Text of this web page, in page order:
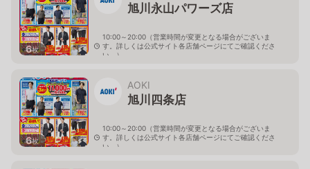
6枚
旭川永山パワーズ店
10:00～20:00（営業時間が変更となる場合がございま
す。詳しくは公式サイト各店舗ページにてご確認くださ
い。）
6枚
AOKI
旭川四条店
10:00～20:00（営業時間が変更となる場合がございま
す。詳しくは公式サイト各店舗ページにてご確認くださ
い。）